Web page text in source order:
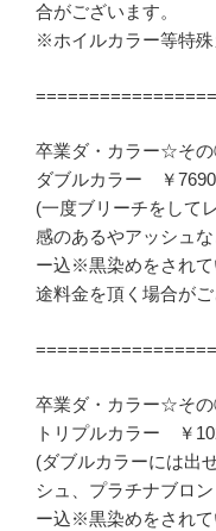
合がございます。
※ホイルカラー等特殊
卒業ダ・カラー☆そ
ダブルカラー ￥7690
(一度ブリーチをして
感のあるやアッシュ
ー込※黒染めをされて
途料金を頂く場合がご
卒業ダ・カラー☆そ
トリプルカラー ￥
(ダブルカラーには出
シュ、プラチナブロ
ー込※黒染めをされて